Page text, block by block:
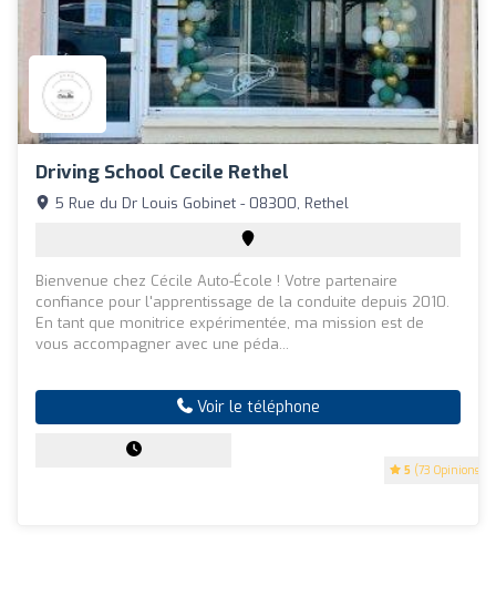
Driving School Cecile Rethel
5 (73 Opinions)
5 Rue du Dr Louis Gobinet - 08300, Rethel
Bienvenue chez Cécile Auto-École ! Votre partenaire
confiance pour l'apprentissage de la conduite depuis 2010.
En tant que monitrice expérimentée, ma mission est de
vous accompagner avec une péda...
Voir le téléphone